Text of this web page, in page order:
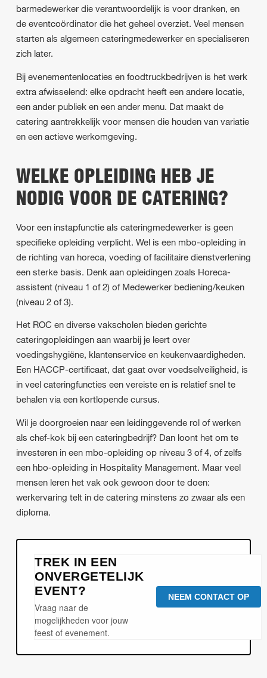
barmedewerker die verantwoordelijk is voor dranken, en
de eventcoördinator die het geheel overziet. Veel mensen
starten als algemeen cateringmedewerker en specialiseren
zich later.
Bij evenementenlocaties en foodtruckbedrijven is het werk
extra afwisselend: elke opdracht heeft een andere locatie,
een ander publiek en een ander menu. Dat maakt de
catering aantrekkelijk voor mensen die houden van variatie
en een actieve werkomgeving.
WELKE OPLEIDING HEB JE
NODIG VOOR DE CATERING?
Voor een instapfunctie als cateringmedewerker is geen
specifieke opleiding verplicht. Wel is een mbo-opleiding in
de richting van horeca, voeding of facilitaire dienstverlening
een sterke basis. Denk aan opleidingen zoals Horeca-
assistent (niveau 1 of 2) of Medewerker bediening/keuken
(niveau 2 of 3).
Het ROC en diverse vakscholen bieden gerichte
cateringopleidingen aan waarbij je leert over
voedingshygiëne, klantenservice en keukenvaardigheden.
Een HACCP-certificaat, dat gaat over voedselveiligheid, is
in veel cateringfuncties een vereiste en is relatief snel te
behalen via een kortlopende cursus.
Wil je doorgroeien naar een leidinggevende rol of werken
als chef-kok bij een cateringbedrijf? Dan loont het om te
investeren in een mbo-opleiding op niveau 3 of 4, of zelfs
een hbo-opleiding in Hospitality Management. Maar veel
mensen leren het vak ook gewoon door te doen:
werkervaring telt in de catering minstens zo zwaar als een
diploma.
TREK IN EEN
ONVERGETELIJK
EVENT?
Vraag naar de
mogelijkheden voor jouw
feest of evenement.
NEEM CONTACT OP